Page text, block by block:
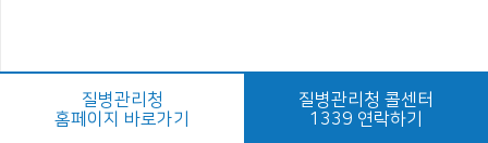
질병관리청
홈페이지 바로가기
질병관리청 콜센터
1339 연락하기